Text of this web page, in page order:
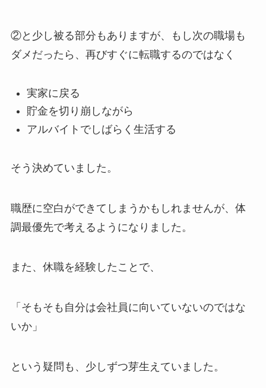
②と少し被る部分もありますが、もし次の職場も
ダメだったら、再びすぐに転職するのではなく
実家に戻る
貯金を切り崩しながら
アルバイトでしばらく生活する
そう決めていました。
職歴に空白ができてしまうかもしれませんが、体
調最優先で考えるようになりました。
また、休職を経験したことで、
「そもそも自分は会社員に向いていないのではな
いか」
という疑問も、少しずつ芽生えていました。